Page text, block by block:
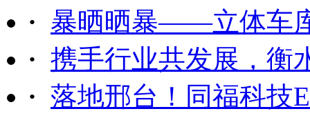
· 暴晒晒暴——立体车
· 携手行业共发展，衡
· 落地邢台！同福科技